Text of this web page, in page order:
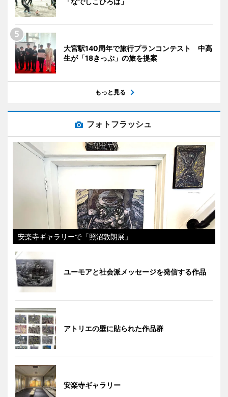
大宮駅140周年で旅行プランコンテスト 中高
生が「18きっぷ」の旅を提案
もっと見る
フォトフラッシュ
安楽寺ギャラリーで「照沼敦朗展」
ユーモアと社会派メッセージを発信する作品
アトリエの壁に貼られた作品群
安楽寺ギャラリー